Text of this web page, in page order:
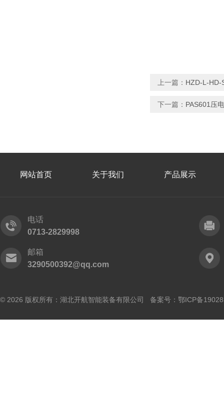
上一篇： HZD-L-HD-
下一篇： PAS601压
网站首页 关于我们 产品展示
电话
0713-2829998
邮箱
3290500392@qq.com
© 2026 版权所有：湖北开航智能装备有限公司 备案号： 鄂ICP备